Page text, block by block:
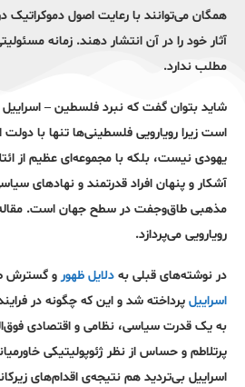
همگان می‌توانند با رعایت اصول دموکراتیک
آثار خود را در آن انتشار دهند. زمانه
مطلب ندارد.
شاید بتوان گفت که نبرد فلسطین – اسراییل
است زیرا رویارویی فلسطینی‌ها تنها با
یهودی نیست، بلکه با مجموعه‌ای عظیم از
آشکار و پنهان افراد قدرتمند و نهاد‌های
مذهبی طاق‌و‌جفت در سطح جهان است.
رویارویی می‌پردازد.
در نوشته‌های قبلی به دلایل ظهور و گسترش
اسراییل پرداخته شد و این که چگونه در
به یک قدرت سیاسی، نظامی و اقتصادی
پرتلاطم و حساس از نظر ژئوپولیتیکی
اسراییل بی‌تردید هم نتیجه‌ی اقدام‌های